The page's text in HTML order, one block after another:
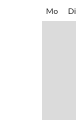
Mo
Di